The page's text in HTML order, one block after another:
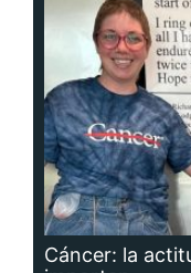
Cáncer: la